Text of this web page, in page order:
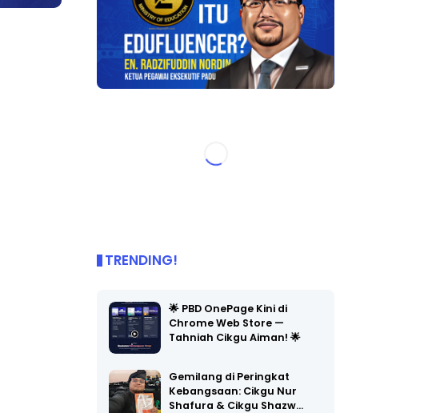
TRENDING!
🌟 PBD OnePage Kini di
Chrome Web Store —
Tahniah Cikgu Aiman! 🌟
Gemilang di Peringkat
Kebangsaan: Cikgu Nur
Shafura & Cikgu Shazw…